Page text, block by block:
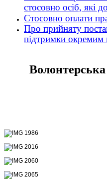
стосовно осіб, які
Стосовно оплати
Про прийняту
підтримки окремим